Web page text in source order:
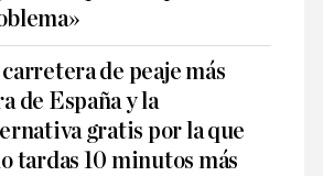
de peaje más
de España y la
gratis por la que
tardas 10 minutos más